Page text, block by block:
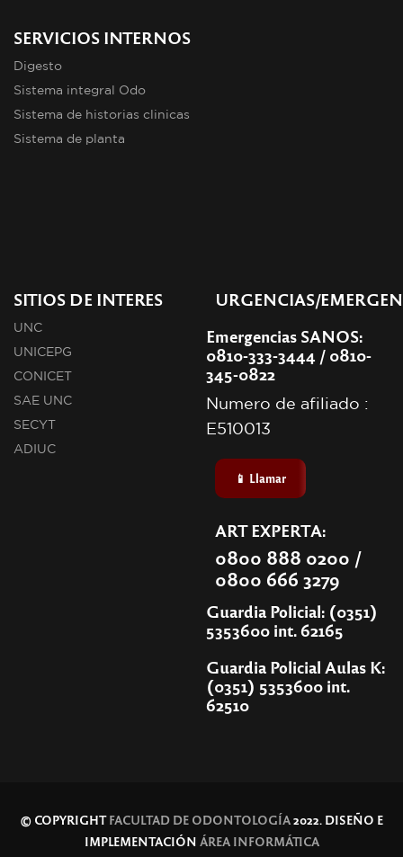
SERVICIOS INTERNOS
Digesto
Sistema integral Odo
Sistema de historias clinicas
Sistema de planta
SITIOS DE INTERES
UNC
UNICEPG
CONICET
SAE UNC
SECYT
ADIUC
URGENCIAS/
Emergencias SANOS:
0810-333-3444 / 0810-
345-0822
Numero de afiliado :
E510013
📱 Llamar
ART EXPERTA:
0800 888 0200 /
0800 666 3279
Guardia Policial: (0351)
5353600 int. 62165
Guardia Policial Aulas K:
(0351) 5353600 int.
62510
© COPYRIGHTFACULTAD DE ODONTOLOGÍA2022. DISEÑO E
IMPLEMENTACIÓN ÁREA INFORMÁTICA